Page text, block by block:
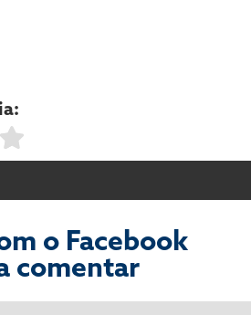
o Facebook
comentar